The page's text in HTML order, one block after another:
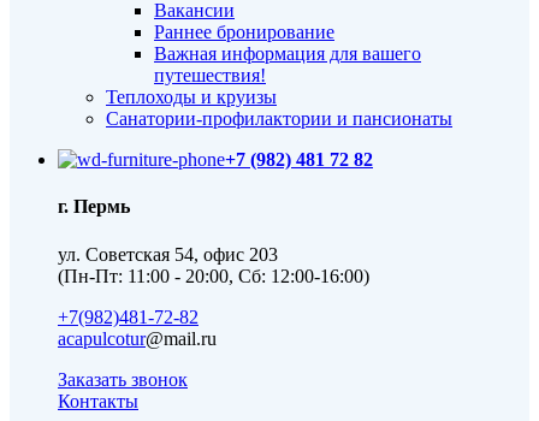
Вакансии
Раннее бронирование
Важная информация для вашего
путешествия!
Теплоходы и круизы
Санатории-профилактории и пансионаты
+7 (982) 481 72 82
г. Пермь
ул. Советская 54, офис 203
(Пн-Пт: 11:00 - 20:00, Сб: 12:00-16:00)
+7(982)481-72-82
acapulcotur@mail.ru
Заказать звонок
Контакты